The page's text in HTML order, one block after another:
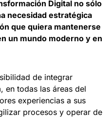
Digital no sólo
necesidad estratégica
que quiera mantenerse
un mundo moderno y en
de integrar
en todas las áreas del
experiencias a sus
procesos y operar de